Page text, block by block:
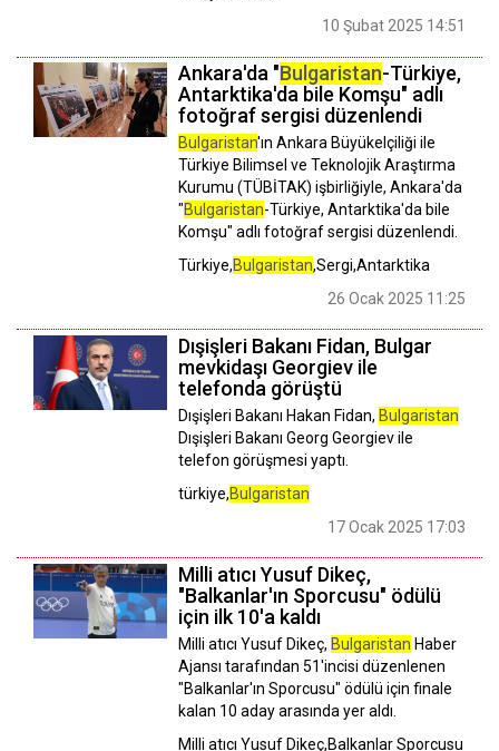
10 Şubat 2025 14:51
Ankara'da "Bulgaristan-Türkiye,
Antarktika'da bile Komşu" adlı
fotoğraf sergisi düzenlendi
Bulgaristan'ın Ankara Büyükelçiliği ile
Türkiye Bilimsel ve Teknolojik Araştırma
Kurumu (TÜBİTAK) işbirliğiyle, Ankara'da
"Bulgaristan-Türkiye, Antarktika'da bile
Komşu" adlı fotoğraf sergisi düzenlendi.
Türkiye,Bulgaristan,Sergi,Antarktika
26 Ocak 2025 11:25
Dışişleri Bakanı Fidan, Bulgar
mevkidaşı Georgiev ile
telefonda görüştü
Dışişleri Bakanı Hakan Fidan, Bulgaristan
Dışişleri Bakanı Georg Georgiev ile
telefon görüşmesi yaptı.
türkiye,Bulgaristan
17 Ocak 2025 17:03
Milli atıcı Yusuf Dikeç,
"Balkanlar'ın Sporcusu" ödülü
için ilk 10'a kaldı
Milli atıcı Yusuf Dikeç, Bulgaristan Haber
Ajansı tarafından 51'incisi düzenlenen
"Balkanlar'ın Sporcusu" ödülü için finale
kalan 10 aday arasında yer aldı.
Milli atıcı Yusuf Dikeç,Balkanlar Sporcusu